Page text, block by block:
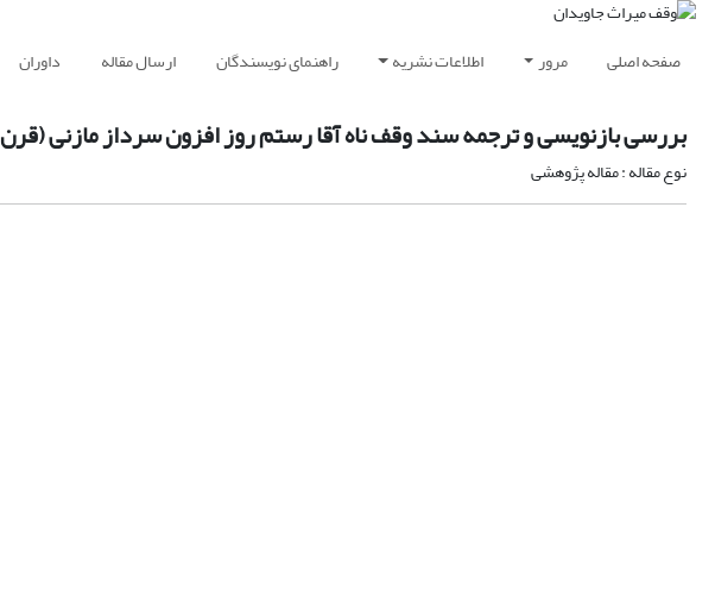
صفحه اصلی مرور اطلاعات نشریه راهنمای نویسندگان ارسال مقاله داوران
بررسی بازنویسی و ترجمه سند وقف ناه آقا رستم روز افزون سرداز مازنی (قرن 10)
نوع مقاله : مقاله پژوهشی